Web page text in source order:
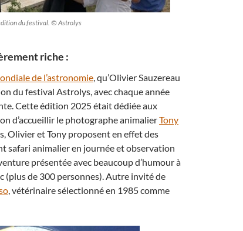
du festival. © Astrolys
riche :
de l’astronomie, qu’Olivier Sauzereau
du festival Astrolys, avec chaque année
Cette édition 2025 était dédiée aux
d’accueillir le photographe animalierTony
Olivier et Tony proposent en effet des
safari animalier en journée et observation
présentée avec beaucoup d’humour à
(plus de 300 personnes). Autre invité de
, vétérinaire sélectionné en 1985 comme